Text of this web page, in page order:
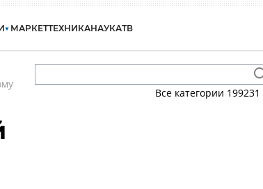
МАРКЕТТЕХНИКАНАУКАТВ
Все категории 199231